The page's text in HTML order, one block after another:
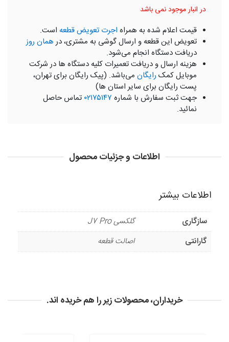
در انبار موجود نمی باشد
قیمت اعلام شده به همراه اجرت تعویض قطعه است.
تعویض این قطعه و ارسال گوشی به مشتری، درهمان روز
دریافت دستگاه انجام می‌شود.
هزینه ارسال و دریافت تعمیرات کلیه دستگاه ها در شرکت
موبایل کمک رایگان می‌باشد. (پیک رایگان برای تهران،
پست رایگان برای سایر استان ها)
جهت ثبت سفارش با شماره ۰۲۱۷۵۱۴۷ تماس حاصل
نمائید.
اطلاعات و جزئیات محصول
اطلاعات بیشتر
سازگاری
گلکسی J7 Pro
گارانتی
اصالت قطعه
خریداران، محصولات زیر را هم خریده اند.